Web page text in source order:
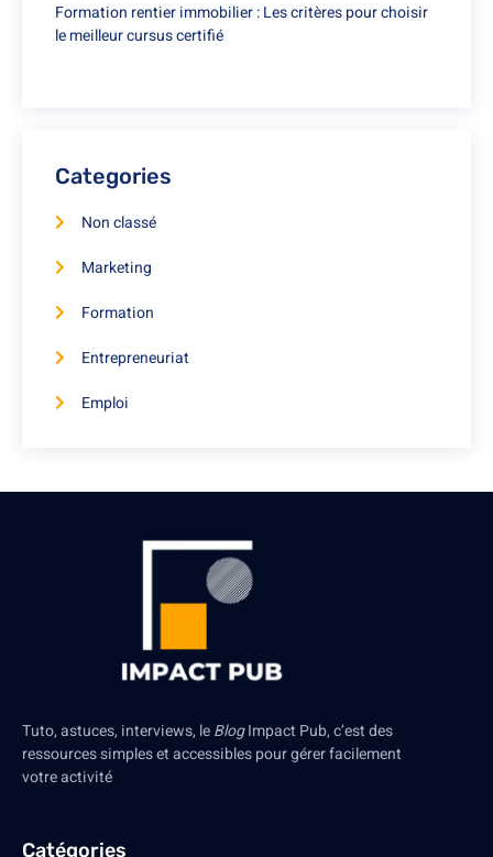
Formation rentier immobilier : Les critères pour choisir
le meilleur cursus certifié
Categories
Non classé
Marketing
Formation
Entrepreneuriat
Emploi
Tuto, astuces, interviews, leBlogImpact Pub, c’est des
ressources simples et accessibles pour gérer facilement
votre activité
Catégories